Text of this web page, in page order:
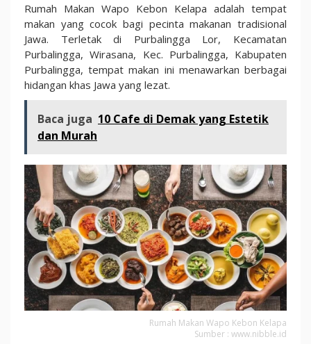
Rumah Makan Wapo Kebon Kelapa adalah tempat
makan yang cocok bagi pecinta makanan tradisional
Jawa. Terletak di Purbalingga Lor, Kecamatan
Purbalingga, Wirasana, Kec. Purbalingga, Kabupaten
Purbalingga, tempat makan ini menawarkan berbagai
hidangan khas Jawa yang lezat.
Baca juga 10 Cafe di Demak yang Estetik
dan Murah
Rumah Makan Wapo Kebon Kelapa
Sumber : www.nibble.id